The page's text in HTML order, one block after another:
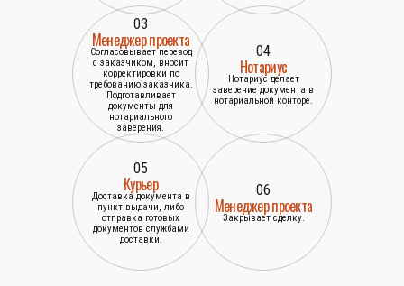
03
Менеджер проекта
Согласовывает перевод
с заказчиком, вносит
корректировки по
требованию заказчика.
Подготавливает
документы для
нотариального
заверения.
04
Нотариус
Нотариус делает
заверение документа в
нотариальной конторе.
05
Курьер
Доставка документа в
пункт выдачи, либо
отправка готовых
документов службами
доставки.
06
Менеджер проекта
Закрывает сделку.